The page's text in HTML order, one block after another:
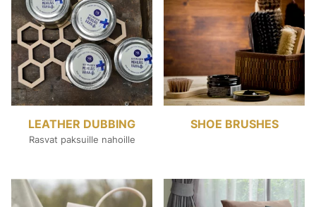
LEATHER DUBBING
Rasvat paksuille nahoille
SHOE BRUSHES